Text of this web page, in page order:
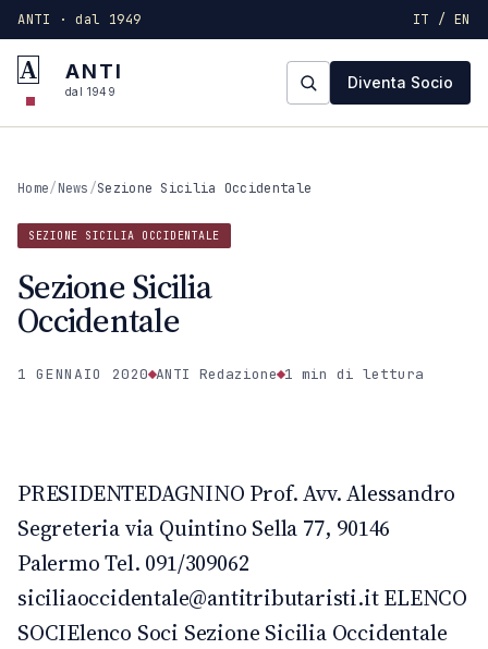
ANTI · dal 1949 IT / EN
A ANTI
dal 1949 Diventa Socio
Home/News/Sezione Sicilia Occidentale
SEZIONE SICILIA OCCIDENTALE
Sezione Sicilia
Occidentale
1 GENNAIO 2020 ANTI Redazione 1 min di lettura
PRESIDENTEDAGNINO Prof. Avv. Alessandro
Segreteria via Quintino Sella 77, 90146
Palermo Tel. 091/309062
siciliaoccidentale@antitributaristi.it ELENCO
SOCIElenco Soci Sezione Sicilia Occidentale